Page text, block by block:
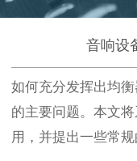
音响设
如何充分发挥出均
的主要问题。本文
用，并提出一些常规